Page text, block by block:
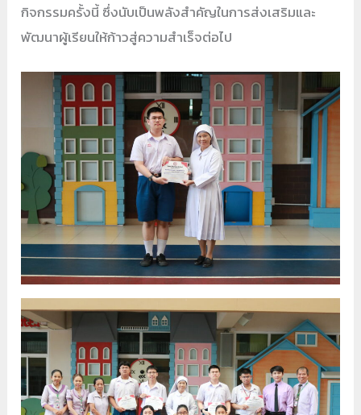
กิจกรรมครั้งนี้ ซึ่งนับเป็นพลังสำคัญในการส่งเสริมและ
พัฒนาผู้เรียนให้ก้าวสู่ความสำเร็จต่อไป